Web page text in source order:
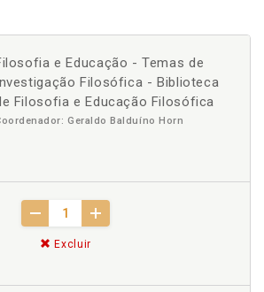
e Educação - Temas de
Filosófica - Biblioteca
Filosofia e Educação Filosófica
Geraldo Balduíno Horn
Excluir